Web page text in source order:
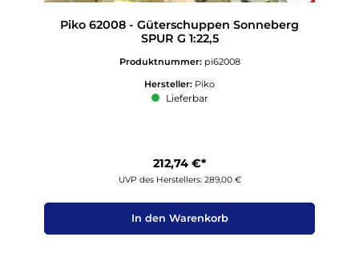
Piko 62008 - Güterschuppen Sonneberg
SPUR G 1:22,5
Produktnummer: pi62008
Hersteller: Piko
Lieferbar
212,74 €*
UVP des Herstellers: 289,00 €
In den Warenkorb